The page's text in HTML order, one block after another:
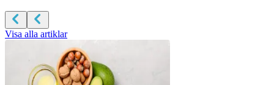
Visa alla artiklar